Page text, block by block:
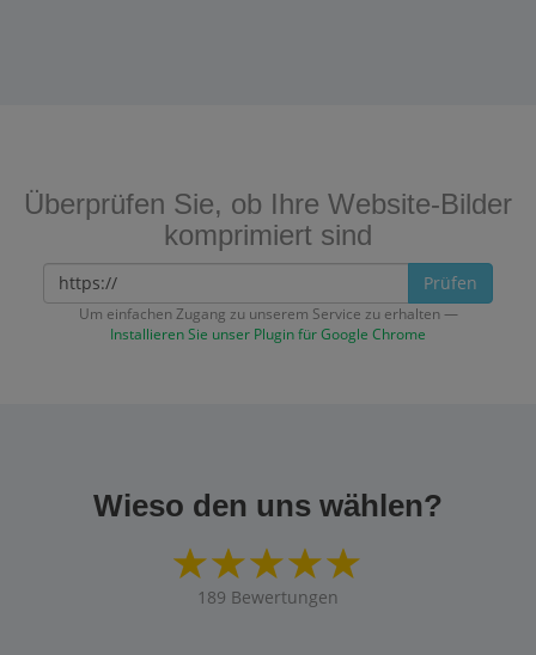
Überprüfen Sie, ob Ihre Website-Bilder
komprimiert sind
Prüfen
Um einfachen Zugang zu unserem Service zu erhalten —
Installieren Sie unser Plugin für Google Chrome
Wieso den uns wählen?
189 Bewertungen